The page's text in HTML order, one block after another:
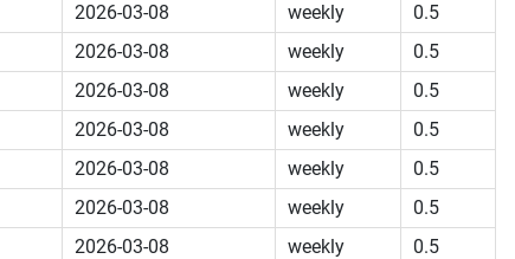
2026-03-08 weekly
0.5
2026-03-08 weekly
0.5
2026-03-08 weekly
0.5
2026-03-08 weekly
0.5
2026-03-08 weekly
0.5
2026-03-08 weekly
0.5
2026-03-08 weekly
0.5